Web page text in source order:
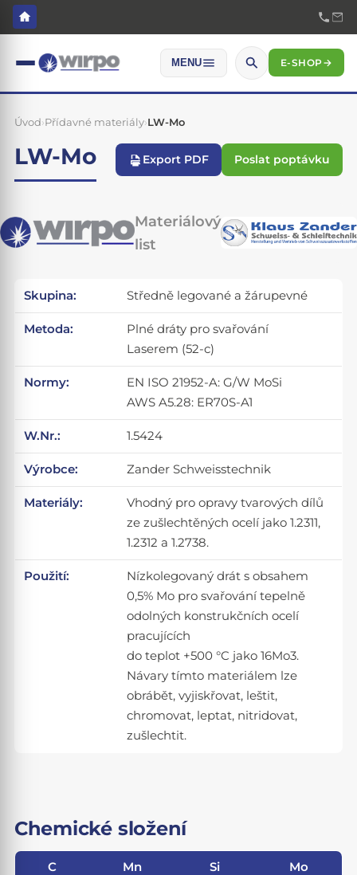
MENU E-SHOP→
Úvod›Přídavné materiály›LW-Mo
LW-Mo Export PDF Poslat poptávku
Materiálový
list
Skupina: Středně legované a žárupevné
Metoda:
Plné dráty pro svařování
Laserem (52-c)
Normy:
EN ISO 21952-A: G/W MoSi
AWS A5.28: ER70S-A1
W.Nr.: 1.5424
Výrobce: Zander Schweisstechnik
Materiály:
Vhodný pro opravy tvarových dílů
ze zušlechtěných ocelí jako 1.2311,
1.2312 a 1.2738.
Použití:
Nízkolegovaný drát s obsahem
0,5% Mo pro svařování tepelně
odolných konstrukčních ocelí
pracujících
do teplot +500 °C jako 16Mo3.
Návary tímto materiálem lze
obrábět, vyjiskřovat, leštit,
chromovat, leptat, nitridovat,
zušlechtit.
Chemické složení
C Mn Si Mo